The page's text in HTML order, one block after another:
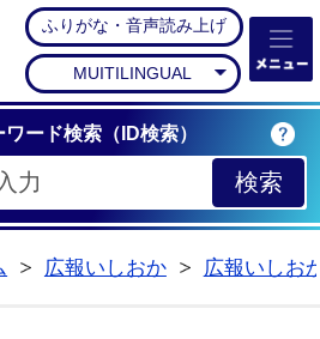
石岡市公式ホームペー
ふりがな・音声読み上げ
MUITILINGUAL
ワード検索（ID検索）
広報いしおか
広報いしお